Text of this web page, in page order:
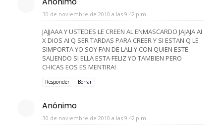
30 de noviembre de 2010 a las 9:42 p.m.
JAJJAAA Y USTEDES LE CREEN AL ENMASCARDO JAJAJA AI
X DIOS AI Q SER TARDAS PARA CREER Y SI ESTAN Q LE
SIMPORTA YO SOY FAN DE LALI Y CON QUIEN ESTE
SALIENDO SI ELLA ESTA FELIZ YO TAMBIEN PERO
CHICAS EOS ES MENTIRA!
Responder Borrar
Anónimo
30 de noviembre de 2010 a las 9:42 p.m.